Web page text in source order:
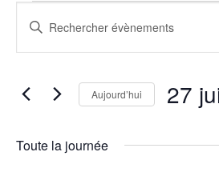
FOR
RECHERCHE
ET
NAVIGATION
VUES
Saisir
clé.
Évènements
par
clé.
Aujourd’hui 27
Toute la journée